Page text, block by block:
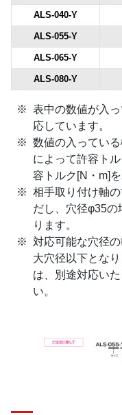
ALS-040-Y
ALS-055-Y
ALS-065-Y
ALS-080-Y
表中の数値が入
応しています。
数値の入ってい
によって許容ト
容トルク[N・m]を
相手取り付け軸
だし、穴径φ35の
ります。
対応可能な穴径
大穴径以下とな
は、別途対応い
い。